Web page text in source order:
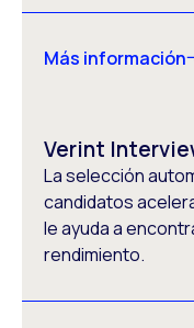
Más información
Verint
La selección
candidatos
le ayuda a
rendimiento.